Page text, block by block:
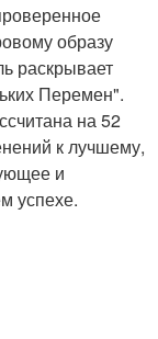
образу
раскрывает
Перемен".
на 52
к лучшему,
и
успехе.